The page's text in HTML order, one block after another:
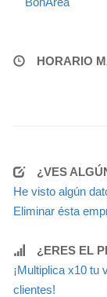
HORARIO
¿VES
He visto algún
Eliminar ésta
¿ERES EL
¡Multiplica x10 tu
clientes!